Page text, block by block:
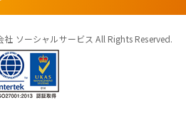
ソーシャルサービス All Rights Reserved.